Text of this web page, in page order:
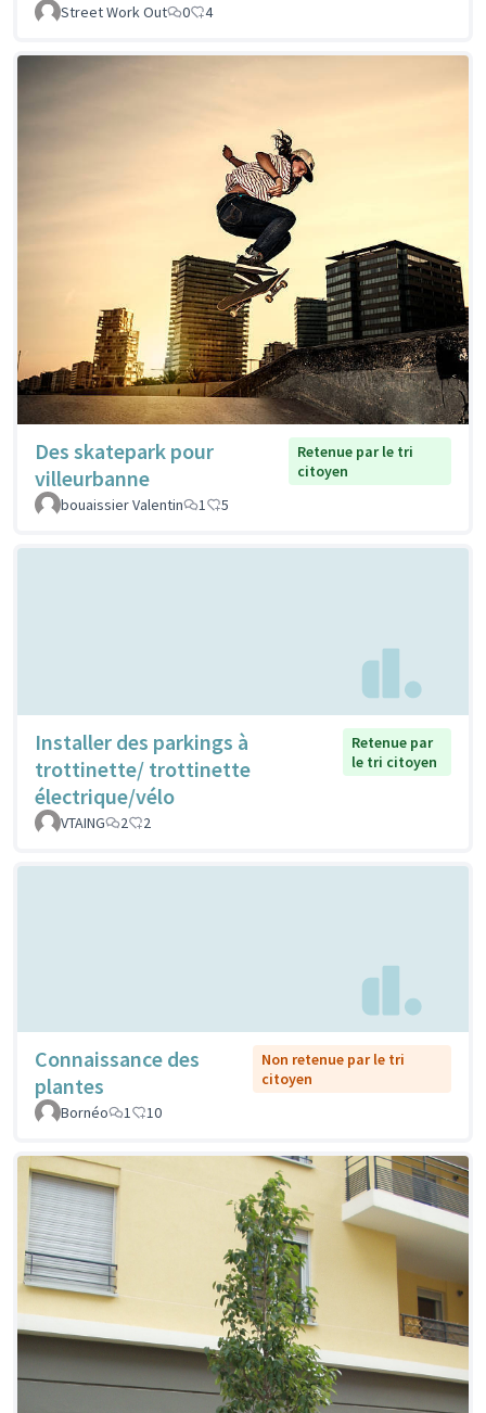
Street Work Out
0 4
Des skatepark pour
villeurbanne
Retenue par le tri
citoyen
bouaissier Valentin
1 5
Installer des parkings à
trottinette/ trottinette
électrique/vélo
Retenue par
le tri citoyen
VTAING 2 2
Connaissance des
plantes
Non retenue par le tri
citoyen
Bornéo
1 10